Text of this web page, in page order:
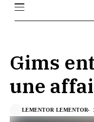
Gims
une
LEMENTOR LEMENTOR